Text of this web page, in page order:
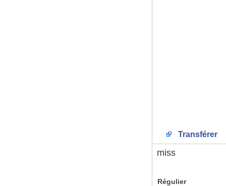
Transférer
miss
Régulier